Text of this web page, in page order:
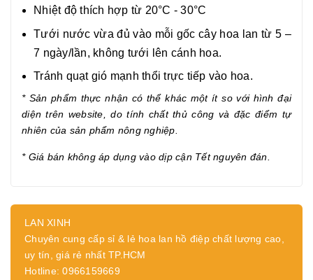
Nhiệt độ thích hợp từ 20°C - 30°C
Tưới nước vừa đủ vào mỗi gốc cây hoa lan từ 5 –
7 ngày/lần, không tưới lên cánh hoa.
Tránh quạt gió mạnh thổi trực tiếp vào hoa.
* Sản phẩm thực nhận có thể khác một ít so với hình đại
diện trên website, do tính chất thủ công và đặc điểm tự
nhiên của sản phẩm nông nghiệp.
* Giá bán không áp dụng vào dịp cận Tết nguyên đán.
LAN XINH
Chuyên cung cấp sỉ & lẻ hoa lan hồ điệp chất lượng cao,
uy tín, giá rẻ nhất TP.HCM
Hotline: 0966159669